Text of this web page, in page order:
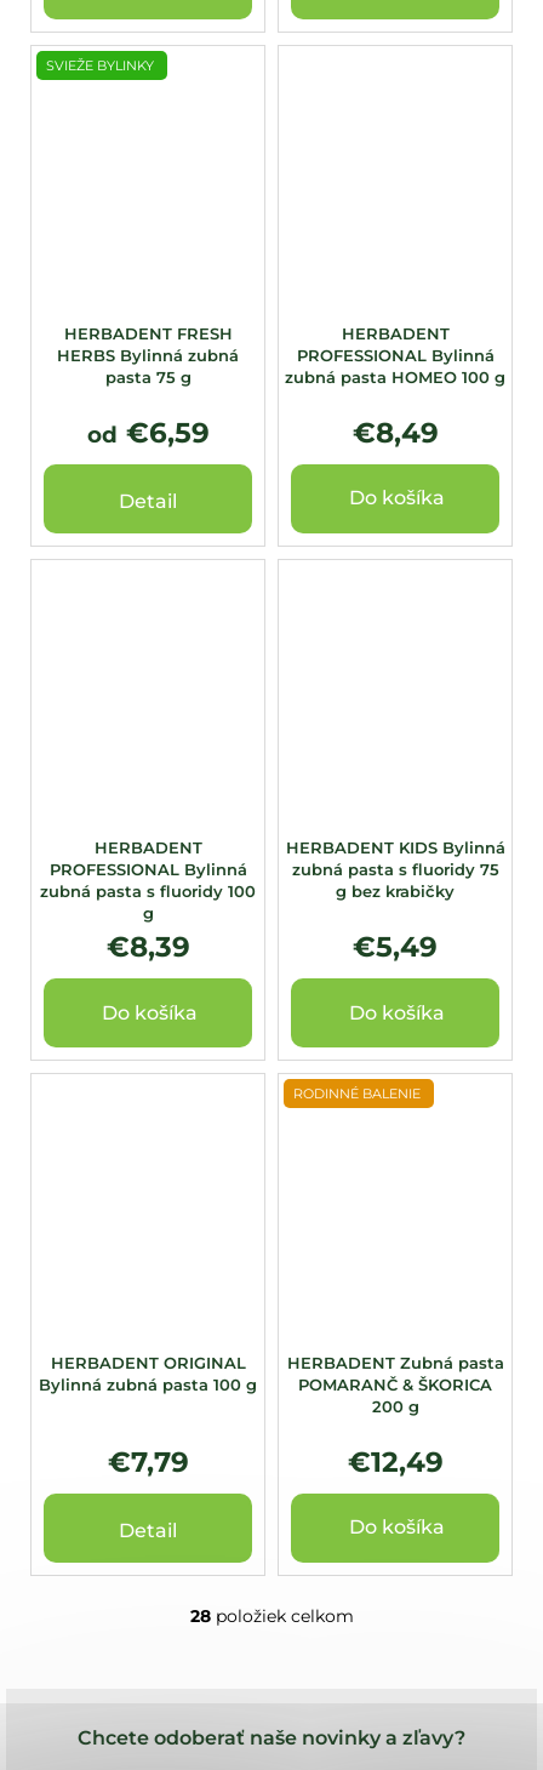
SVIEŽE BYLINKY
HERBADENT FRESH
HERBS Bylinná zubná
pasta 75 g
od €6,59
Detail
HERBADENT
PROFESSIONAL Bylinná
zubná pasta HOMEO 100 g
€8,49
Do košíka
HERBADENT
PROFESSIONAL Bylinná
zubná pasta s fluoridy 100
g
€8,39
Do košíka
HERBADENT KIDS Bylinná
zubná pasta s fluoridy 75
g bez krabičky
€5,49
Do košíka
HERBADENT ORIGINAL
Bylinná zubná pasta 100 g
€7,79
Detail
RODINNÉ BALENIE
HERBADENT Zubná pasta
POMARANČ & ŠKORICA
200 g
€12,49
Do košíka
O
d
28položiek celkom
Chcete odoberať naše novinky a zľavy?